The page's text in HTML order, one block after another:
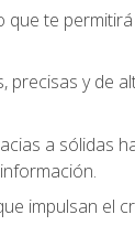
te
y de
a sólidas
impulsan el